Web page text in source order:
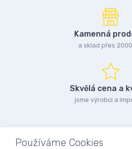
Kamenná
a sklad přes
Skvělá cena a
jsme výrobci a
Používáme Cookies